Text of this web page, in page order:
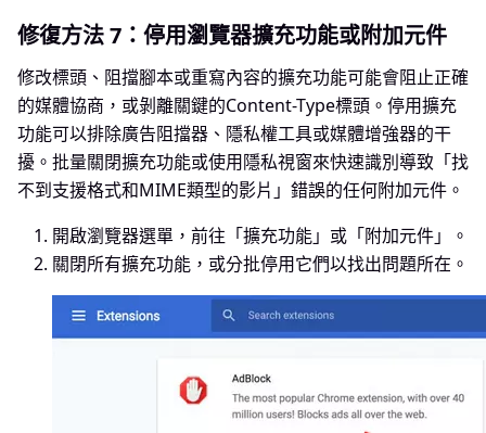
修復方法 7：停用瀏覽器擴充功能或附加元件
修改標頭、阻擋腳本或重寫內容的擴充功能可能會阻止正確
的媒體協商，或剝離關鍵的Content-Type標頭。停用擴充
功能可以排除廣告阻擋器、隱私權工具或媒體增強器的干
擾。批量關閉擴充功能或使用隱私視窗來快速識別導致「找
不到支援格式和MIME類型的影片」錯誤的任何附加元件。
開啟瀏覽器選單，前往「擴充功能」或「附加元件」。
關閉所有擴充功能，或分批停用它們以找出問題所在。